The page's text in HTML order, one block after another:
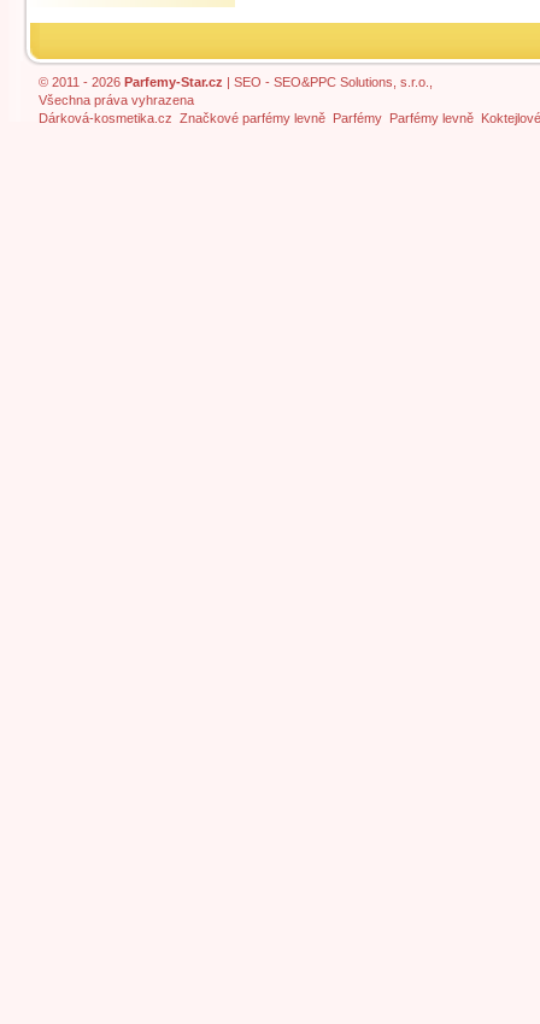
© 2011 - 2026 Parfemy-Star.cz | SEO - SEO&PPC Solutions, s.r.o.,
Všechna práva vyhrazena
Dárková-kosmetika.cz Značkové parfémy levně Parfémy Parfémy levně